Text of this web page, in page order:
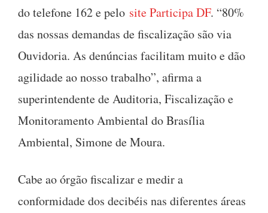
do telefone 162 e pelo site Participa DF. “80%
das nossas demandas de fiscalização são via
Ouvidoria. As denúncias facilitam muito e dão
agilidade ao nosso trabalho”, afirma a
superintendente de Auditoria, Fiscalização e
Monitoramento Ambiental do Brasília
Ambiental, Simone de Moura.
Cabe ao órgão fiscalizar e medir a
conformidade dos decibéis nas diferentes áreas